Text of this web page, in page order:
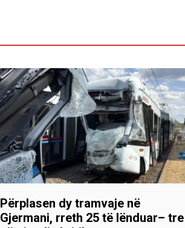
Përplasen dy tramvaje në
Gjermani, rreth 25 të lënduar– tre